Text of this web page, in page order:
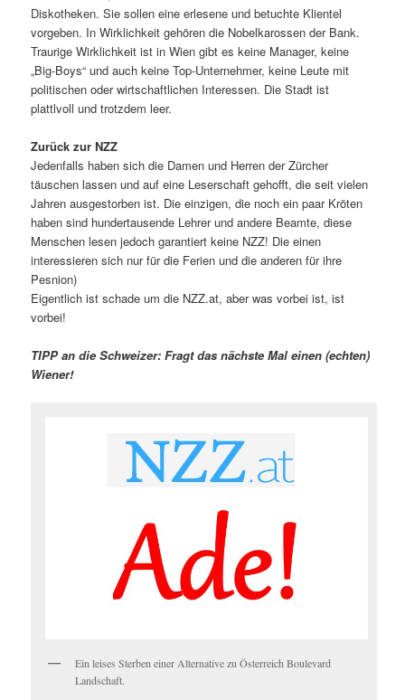
Diskotheken. Sie sollen eine erlesene und betuchte Klientel
vorgeben. In Wirklichkeit gehören die Nobelkarossen der Bank.
Traurige Wirklichkeit ist in Wien gibt es keine Manager, keine
„Big-Boys“ und auch keine Top-Unternehmer, keine Leute mit
politischen oder wirtschaftlichen Interessen. Die Stadt ist
plattlvoll und trotzdem leer.
Zurück zur NZZ
Jedenfalls haben sich die Damen und Herren der Zürcher
täuschen lassen und auf eine Leserschaft gehofft, die seit vielen
Jahren ausgestorben ist. Die einzigen, die noch ein paar Kröten
haben sind hundertausende Lehrer und andere Beamte, diese
Menschen lesen jedoch garantiert keine NZZ! Die einen
interessieren sich nur für die Ferien und die anderen für ihre
Pesnion)
Eigentlich ist schade um die NZZ.at, aber was vorbei ist, ist
vorbei!
TIPP an die Schweizer: Fragt das nächste Mal einen (echten)
Wiener!
Ein leises Sterben einer Alternative zu Österreich Boulevard
Landschaft.